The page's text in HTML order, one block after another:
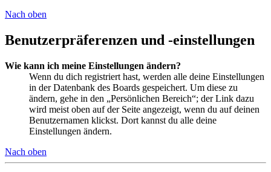
Nach oben
Benutzerpräferenzen und -einstellungen
Wie kann ich meine Einstellungen ändern?
Wenn du dich registriert hast, werden alle deine Einstellungen
in der Datenbank des Boards gespeichert. Um diese zu
ändern, gehe in den „Persönlichen Bereich“; der Link dazu
wird meist oben auf der Seite angezeigt, wenn du auf deinen
Benutzernamen klickst. Dort kannst du alle deine
Einstellungen ändern.
Nach oben